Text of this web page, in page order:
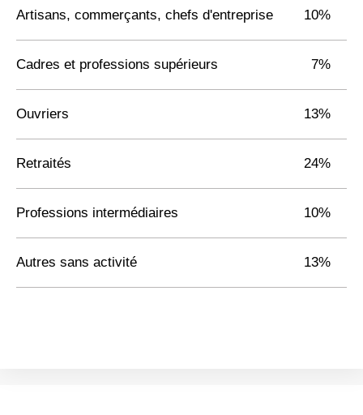
Artisans, commerçants, chefs d'entreprise 10%
Cadres et professions supérieurs 7%
Ouvriers 13%
Retraités 24%
Professions intermédiaires 10%
Autres sans activité 13%